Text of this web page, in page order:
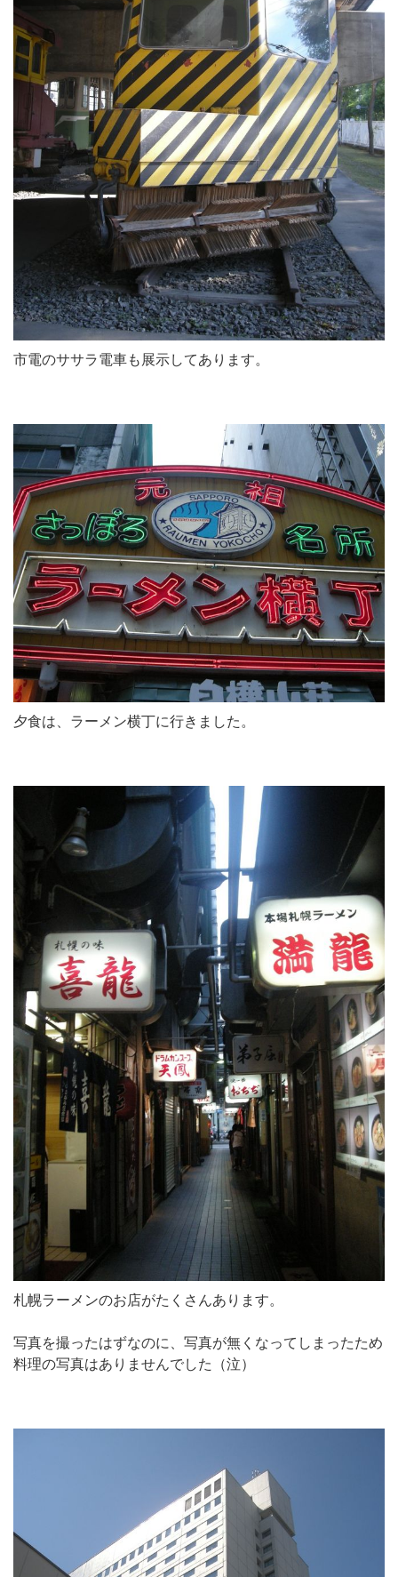
市電のササラ電車も展示してあります。
夕食は、ラーメン横丁に行きました。
札幌ラーメンのお店がたくさんあります。
写真を撮ったはずなのに、写真が無くなってしまったため
料理の写真はありませんでした（泣）